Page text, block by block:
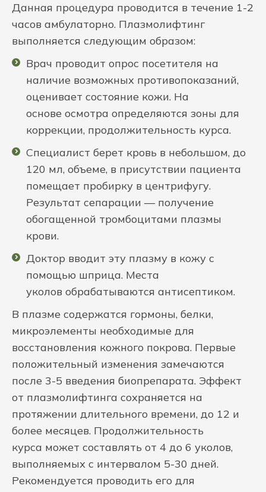
Данная процедура проводится в течение 1-2
часов амбулаторно. Плазмолифтинг
выполняется следующим образом:
Врач проводит опрос посетителя на
наличие возможных противопоказаний,
оценивает состояние кожи. На
основе осмотра определяются зоны для
коррекции, продолжительность курса.
Специалист берет кровь в небольшом, до
120 мл, объеме, в присутствии пациента
помещает пробирку в центрифугу.
Результат сепарации — получение
обогащенной тромбоцитами плазмы
крови.
Доктор вводит эту плазму в кожу с
помощью шприца. Места
уколов обрабатываются антисептиком.
В плазме содержатся гормоны, белки,
микроэлементы необходимые для
восстановления кожного покрова. Первые
положительный изменения замечаются
после 3-5 введения биопрепарата. Эффект
от плазмолифтинга сохраняется на
протяжении длительного времени, до 12 и
более месяцев. Продолжительность
курса может составлять от 4 до 6 уколов,
выполняемых с интервалом 5-30 дней.
Рекомендуется проводить его для